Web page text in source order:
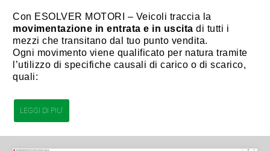
Con ESOLVER MOTORI – Veicoli traccia la
movimentazione in entrata e in uscita di tutti i
mezzi che transitano dal tuo punto vendita.
Ogni movimento viene qualificato per natura tramite
l’utilizzo di specifiche causali di carico o di scarico,
quali:
LEGGI DI PIU'